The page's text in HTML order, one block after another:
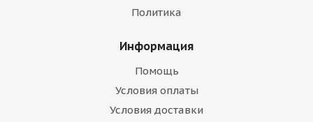
Политика
Информация
Помощь
Условия оплаты
Условия доставки